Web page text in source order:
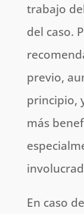
trabajo
del caso.
previo,
principio,
más
En caso